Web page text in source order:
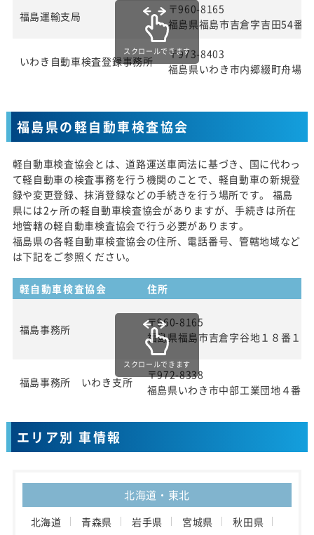
福島運輸支局
〒960-8165
福島県福島市吉倉字吉田54番地
いわき自動車検査登録事務所
〒973-8403
福島県いわき市内郷綴町舟場1
スクロールできます
福島県の軽自動車検査協会
軽自動車検査協会とは、道路運送車両法に基づき、国に代わっ
て軽自動車の検査事務を行う機関のことで、軽自動車の新規登
録や変更登録、抹消登録などの手続きを行う場所です。 福島
県には2ヶ所の軽自動車検査協会がありますが、手続きは所在
地管轄の軽自動車検査協会で行う必要があります。
福島県の各軽自動車検査協会の住所、電話番号、管轄地域など
は下記をご参照ください。
軽自動車検査協会 住所
福島事務所
〒960-8165
福島県福島市吉倉字谷地１８番１
福島事務所 いわき支所
〒972-8338
福島県いわき市中部工業団地４番
スクロールできます
エリア別 車情報
北海道・東北
北海道 青森県 岩手県 宮城県
秋田県